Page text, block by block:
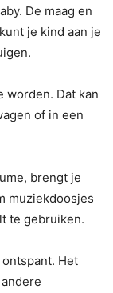
De maag en
je kind aan je
worden. Dat kan
of in een
brengt je
muziekdoosjes
te gebruiken.
Het